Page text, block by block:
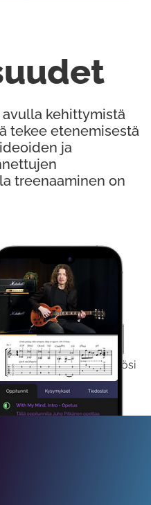
sisältömme käyttöösi
kehittymistä
tekee etenemisestä
ja
treenaaminen on